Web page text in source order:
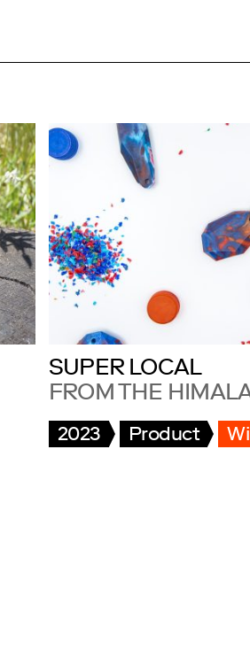
SUPER LOCAL
FROM THE
2023 Product